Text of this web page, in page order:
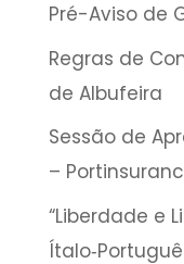
Pré-Aviso de
Regras de
de Albufeira
Sessão de
–
“Liberdade e